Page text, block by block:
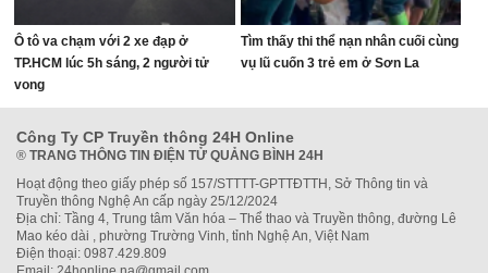
Ô tô va chạm với 2 xe đạp ở
TP.HCM lúc 5h sáng, 2 người tử
vong
Tìm thấy thi thể nạn nhân cuối cùng
vụ lũ cuốn 3 trẻ em ở Sơn La
Công Ty CP Truyền thông 24H Online
® TRANG THÔNG TIN ĐIỆN TỬ QUẢNG BÌNH 24H
Hoạt động theo giấy phép số 157/STTTT-GPTTĐTTH, Sở Thông tin và
Truyền thông Nghệ An cấp ngày 25/12/2024
Địa chỉ: Tầng 4, Trung tâm Văn hóa – Thể thao và Truyền thông, đường Lê
Mao kéo dài , phường Trường Vinh, tỉnh Nghệ An, Việt Nam
Điện thoại: 0987.429.809